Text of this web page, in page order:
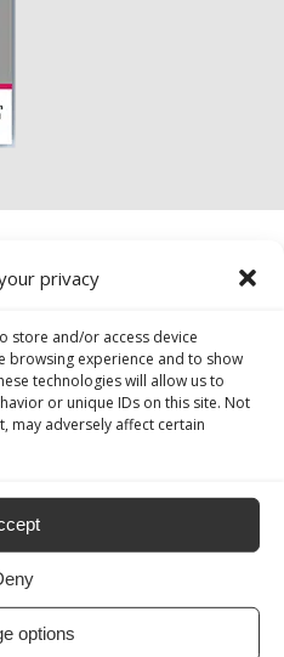
privacy
store and/or access device
browsing experience and to show
technologies will allow us to
or unique IDs on this site. Not
may adversely affect certain
options
avec
avec auto-complétion
d’opérations de
données saisies par
Le logiciel aide
des données en faisant
et en renseignant les
des candidats